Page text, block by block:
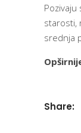
starosti,
srednja
Share: